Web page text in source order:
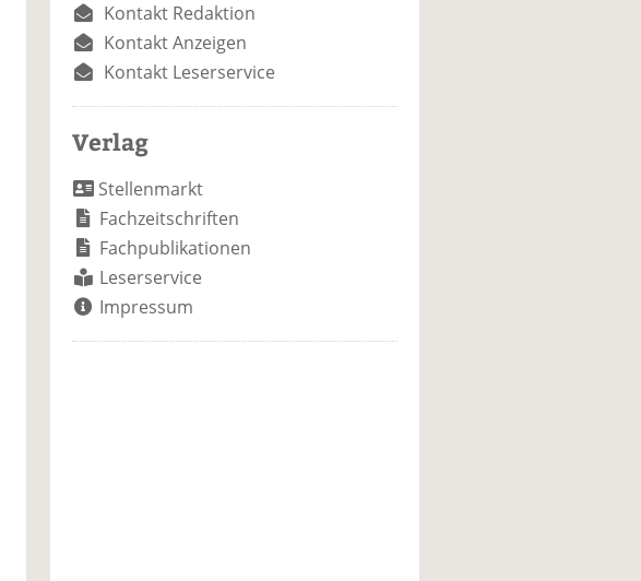
Kontakt Redaktion
Kontakt Anzeigen
Kontakt Leserservice
Verlag
Stellenmarkt
Fachzeitschriften
Fachpublikationen
Leserservice
Impressum